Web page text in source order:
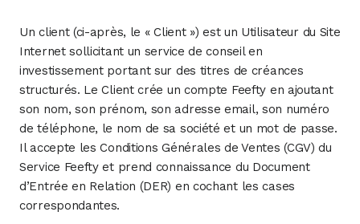
Un client (ci-après, le « Client ») est un Utilisateur du Site
Internet sollicitant un service de conseil en
investissement portant sur des titres de créances
structurés. Le Client crée un compte Feefty en ajoutant
son nom, son prénom, son adresse email, son numéro
de téléphone, le nom de sa société et un mot de passe.
Il accepte les Conditions Générales de Ventes (CGV) du
Service Feefty et prend connaissance du Document
d’Entrée en Relation (DER) en cochant les cases
correspondantes.